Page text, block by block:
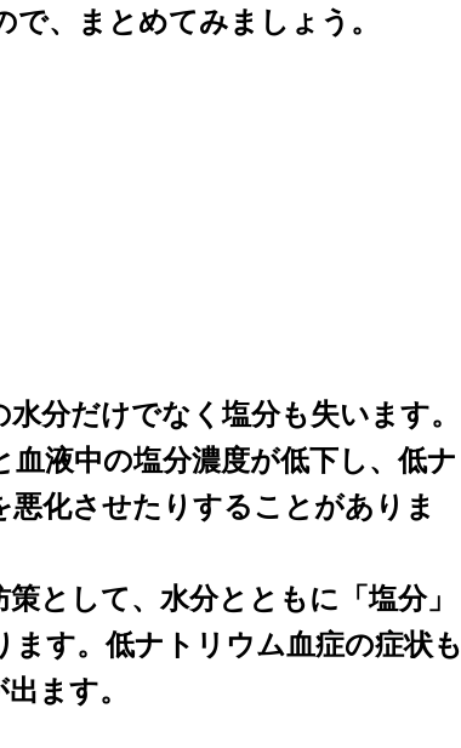
、まとめてみましょう。
分だけでなく塩分も失います。
液中の塩分濃度が低下し、低ナ
悪化させたりすることがありま
として、水分とともに「塩分」
す。低ナトリウム血症の症状も
ます。